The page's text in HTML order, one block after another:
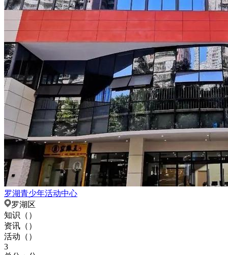
罗湖青少年活动中心
罗湖区
知识（ ）
资讯（ ）
活动（ ）
3